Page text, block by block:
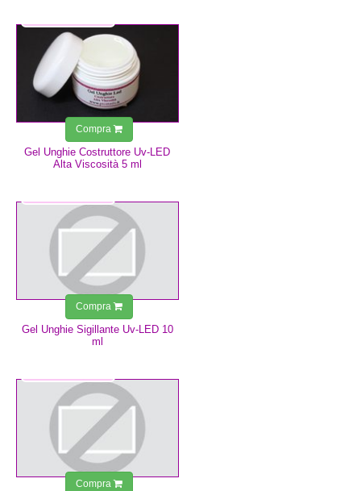
Gel Unghie Costruttore Uv-LED
Alta Viscosità 5 ml
Compra
Gel Unghie Sigillante Uv-LED 10
ml
Compra
Compra